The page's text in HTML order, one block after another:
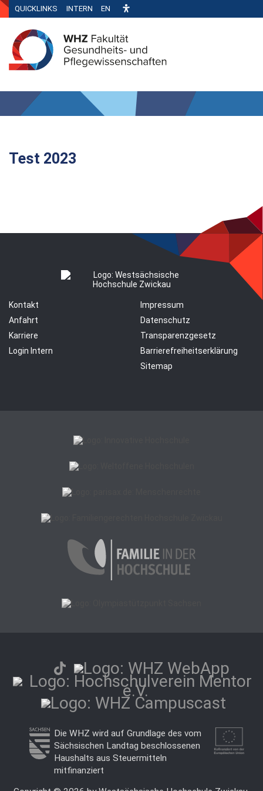
QUICKLINKS INTERN EN
Test 2023
Kontakt
Anfahrt
Karriere
Login Intern
Impressum
Datenschutz
Transparenzgesetz
Barrierefreiheitserklärung
Sitemap
Die WHZ wird auf Grundlage des vom
Sächsischen Landtag beschlossenen
Haushalts aus Steuermitteln
mitfinanziert